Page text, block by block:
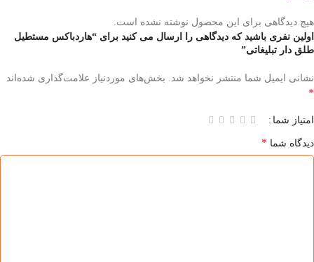
هیچ دیدگاهی برای این محصول نوشته نشده است.
اولین نفری باشید که دیدگاهی را ارسال می کنید برای “هاردباکس مستطیل
طلق دار تبلیغاتی”
نشانی ایمیل شما منتشر نخواهد شد. بخش‌های موردنیاز علامت‌گذاری شده‌اند
*
امتیاز شما
دیدگاه شما *